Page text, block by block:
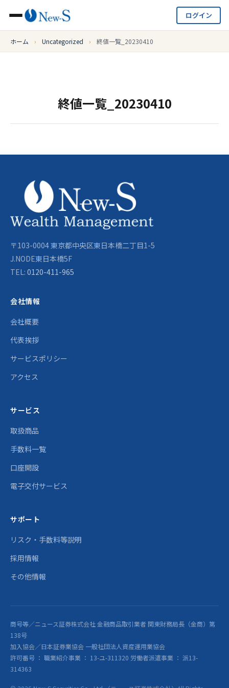
ログイン
ホーム › Uncategorized › 終値一覧_20230410
終値一覧_20230410
〒103-0004 東京都中央区東日本橋二丁目1-5
J.NODE東日本橋5F
TEL: 0120-411-965
会社情報
会社概要
代表挨拶
サービスポリシー
アクセス
サービス
取扱商品
手数料一覧
口座開設
電子交付サービス
サポート
リスク・手数料等説明
採用情報
その他情報
商号等／ニュース証券株式会社 金融商品取引業者 関東財務局長（金商）第
138号
加入協会／日本証券業協会 一般社団法人資産運用業協会
許可番号 ： 職業紹介事業 ： 13-ユ-311320 労働者派遣事業 ： 派13-
314363